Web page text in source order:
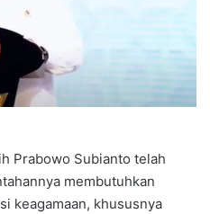
Prabowo Subianto telah
membutuhkan
keagamaan, khususnya